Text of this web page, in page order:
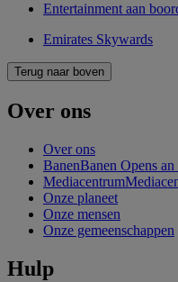
Entertainment aan
Emirates Skywards
Terug naar boven
Over ons
Over ons
BanenBanen Opens
Mediacentrum
Onze planeet
Onze mensen
Onze gemeenschappen
Hulp